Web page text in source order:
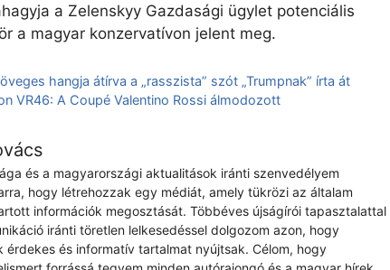
a Zelenskyy Gazdasági ügylet potenciális
a magyar konzervatívon jelent meg.
hangja átírva a „rasszista” szót „Trumpnak” írta át
VR46: A Coupé Valentino Rossi álmodozott
és a magyarországi aktualitások iránti szenvedélyem
hogy létrehozzak egy médiát, amely tükrözi az általam
információk megosztását. Többéves újságírói tapasztalattal
iránti töretlen lelkesedéssel dolgozom azon, hogy
érdekes és informatív tartalmat nyújtsak. Célom, hogy